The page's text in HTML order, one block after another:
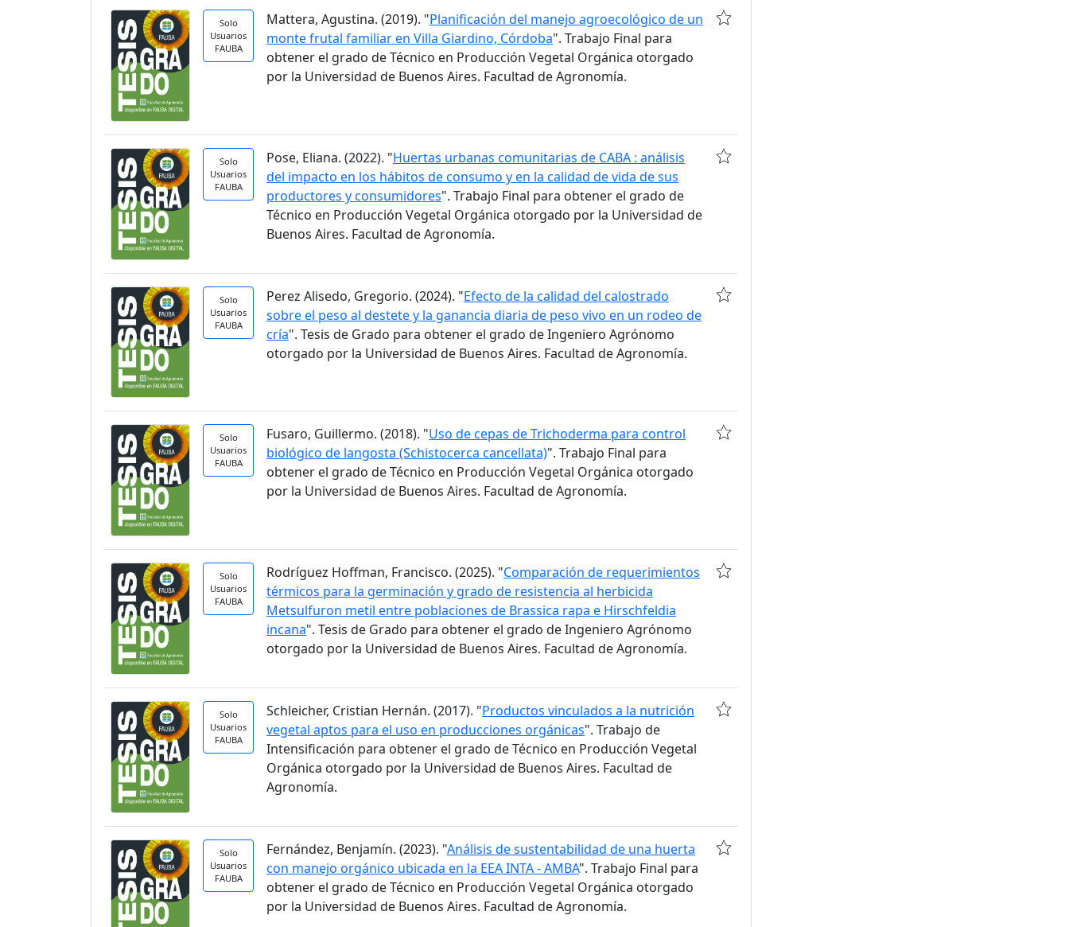
Solo
Usuarios
FAUBA
Mattera, Agustina. (2019). "Planificación del manejo agroecológico de un
monte frutal familiar en Villa Giardino, Córdoba". Trabajo Final para
obtener el grado de Técnico en Producción Vegetal Orgánica otorgado
por la Universidad de Buenos Aires. Facultad de Agronomía.
Solo
Usuarios
FAUBA
Pose, Eliana. (2022). "Huertas urbanas comunitarias de CABA : análisis
del impacto en los hábitos de consumo y en la calidad de vida de sus
productores y consumidores". Trabajo Final para obtener el grado de
Técnico en Producción Vegetal Orgánica otorgado por la Universidad de
Buenos Aires. Facultad de Agronomía.
Solo
Usuarios
FAUBA
Perez Alisedo, Gregorio. (2024). "Efecto de la calidad del calostrado
sobre el peso al destete y la ganancia diaria de peso vivo en un rodeo de
cría". Tesis de Grado para obtener el grado de Ingeniero Agrónomo
otorgado por la Universidad de Buenos Aires. Facultad de Agronomía.
Solo
Usuarios
FAUBA
Fusaro, Guillermo. (2018). "Uso de cepas de Trichoderma para control
biológico de langosta (Schistocerca cancellata)". Trabajo Final para
obtener el grado de Técnico en Producción Vegetal Orgánica otorgado
por la Universidad de Buenos Aires. Facultad de Agronomía.
Solo
Usuarios
FAUBA
Rodríguez Hoffman, Francisco. (2025). "Comparación de requerimientos
térmicos para la germinación y grado de resistencia al herbicida
Metsulfuron metil entre poblaciones de Brassica rapa e Hirschfeldia
incana". Tesis de Grado para obtener el grado de Ingeniero Agrónomo
otorgado por la Universidad de Buenos Aires. Facultad de Agronomía.
Solo
Usuarios
FAUBA
Schleicher, Cristian Hernán. (2017). "Productos vinculados a la nutrición
vegetal aptos para el uso en producciones orgánicas". Trabajo de
Intensificación para obtener el grado de Técnico en Producción Vegetal
Orgánica otorgado por la Universidad de Buenos Aires. Facultad de
Agronomía.
Solo
Usuarios
FAUBA
Fernández, Benjamín. (2023). "Análisis de sustentabilidad de una huerta
con manejo orgánico ubicada en la EEA INTA - AMBA". Trabajo Final para
obtener el grado de Técnico en Producción Vegetal Orgánica otorgado
por la Universidad de Buenos Aires. Facultad de Agronomía.